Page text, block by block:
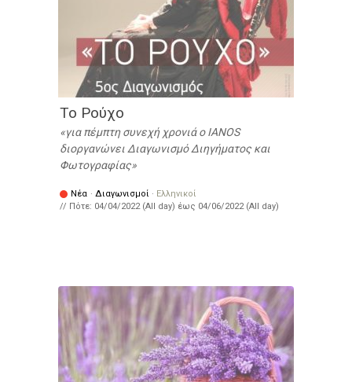
Το Ρούχο
για πέμπτη συνεχή χρονιά ο IANOS
διοργανώνει Διαγωνισμό Διηγήματος και
Φωτογραφίας
Νέα · Διαγωνισμοί · Ελληνικοί
// Πότε: 04/04/2022 (All day) έως 04/06/2022 (All day)